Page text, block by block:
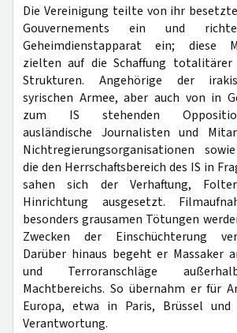
Die Vereinigung teilte von ihr
Gouvernements ein und
Geheimdienstapparat ein; diese
zielten auf die Schaffung
Strukturen. Angehörige der
syrischen Armee, aber auch von in
zum IS stehenden
ausländische Journalisten und
Nichtregierungsorganisationen
die den Herrschaftsbereich des IS in
sahen sich der Verhaftung,
Hinrichtung ausgesetzt.
besonders grausamen Tötungen
Zwecken der Einschüchterung
Darüber hinaus begeht er Massaker
und Terroranschläge
Machtbereichs. So übernahm er für
Europa, etwa in Paris, Brüssel
Verantwortung.